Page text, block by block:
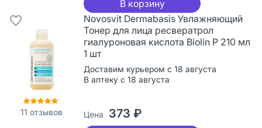
В корзину
11 отзывов
Novosvit Dermabasis Увлажняющий
Тонер для лица ресвератрол
гиалуроновая кислота Biolin P 210 мл
1 шт
Доставим курьером с 18 августа
В аптеку с 18 августа
Цена 373 ₽